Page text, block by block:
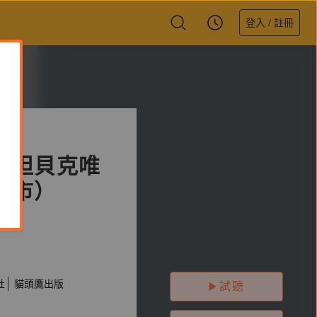
登入 / 註冊
坦貝克唯
）
貓頭鷹出版 試聽